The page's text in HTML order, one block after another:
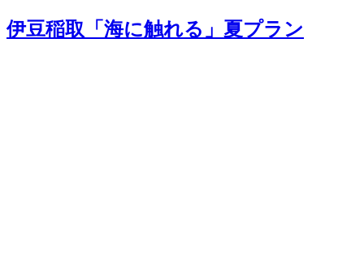
伊豆稲取「海に触れる」夏プラン